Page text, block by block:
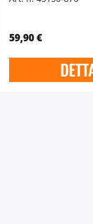
59,90 €